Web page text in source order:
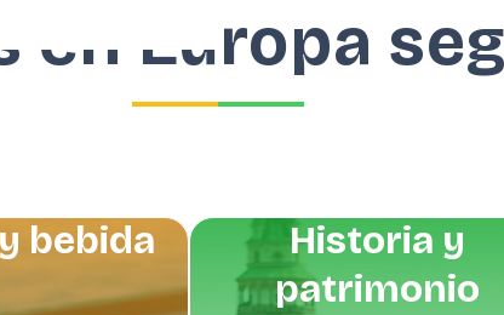
en Europa
bebida
Historia y
patrimonio